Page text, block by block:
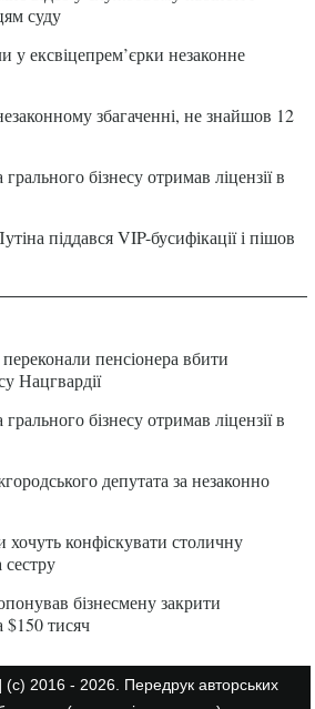
суду
ексвіцепрем’єрки незаконне
збагаченні, не знайшов 12
бізнесу отримав ліцензії в
піддався VIP-бусифікації і пішов
пенсіонера вбити
Нацгвардії
бізнесу отримав ліцензії в
депутата за незаконно
хочуть конфіскувати столичну
бізнесмену закрити
$150 тисяч
(с) 2016 - 2026. Передрук авторських